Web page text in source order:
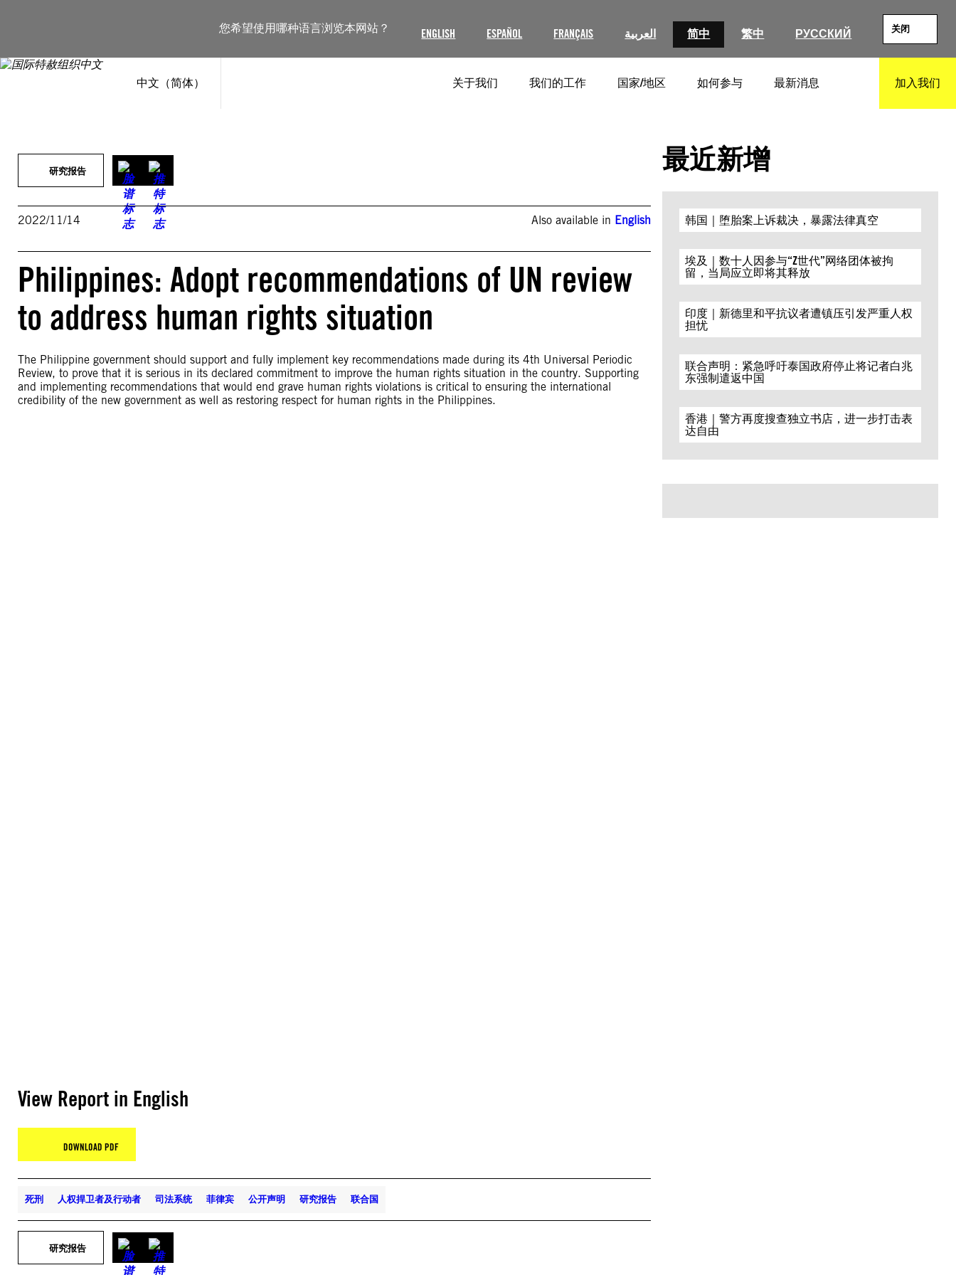
您希望使用哪种语言浏览本网站？ ENGLISH ESPAÑOL FRANÇAIS العربية 简中 繁中 РУССКИЙ 关闭
中文（简体） 关于我们 我们的工作 国家/地区 如何参与 最新消息 加入我们
研究报告
2022/11/14 Also available in English
Philippines: Adopt recommendations of UN review
to address human rights situation
The Philippine government should support and fully implement key recommendations made during its 4th Universal Periodic
Review, to prove that it is serious in its declared commitment to improve the human rights situation in the country. Supporting
and implementing recommendations that would end grave human rights violations is critical to ensuring the international
credibility of the new government as well as restoring respect for human rights in the Philippines.
View Report in English
DOWNLOAD PDF
死刑 人权捍卫者及行动者 司法系统 菲律宾 公开声明 研究报告 联合国
研究报告
最近新增
韩国｜堕胎案上诉裁决，暴露法律真空
埃及｜数十人因参与“Z世代”网络团体被拘
留，当局应立即将其释放
印度｜新德里和平抗议者遭镇压引发严重人权
担忧
联合声明：紧急呼吁泰国政府停止将记者白兆
东强制遣返中国
香港｜警方再度搜查独立书店，进一步打击表
达自由